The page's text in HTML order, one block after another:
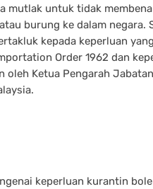
mutlak untuk tidak
burung ke dalam negara.
kepada keperluan
Order 1962 dan
oleh Ketua Pengarah Jabatan
keperluan kurantin